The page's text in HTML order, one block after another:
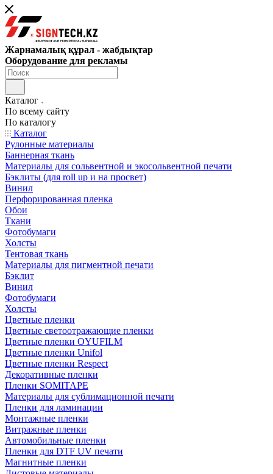
Жарнамалық құрал - жабдықтар
Оборудование для рекламы
Каталог
По всему сайту
По каталогу
Каталог
Рулонные материалы
Баннерная ткань
Материалы для сольвентной и экосольвентной печати
Бэклиты (для roll up и на просвет)
Винил
Перфорированная пленка
Обои
Ткани
Фотобумаги
Холсты
Тентовая ткань
Материалы для пигментной печати
Бэклит
Винил
Фотобумаги
Холсты
Цветные пленки
Цветные светоотражающие пленки
Цветные пленки OYUFILM
Цветные пленки Unifol
Цветные пленки Respect
Декоративные пленки
Пленки SOMITAPE
Материалы для сублимационной печати
Пленки для ламинации
Монтажные пленки
Витражные пленки
Автомобильные пленки
Пленки для DTF UV печати
Магнитные пленки